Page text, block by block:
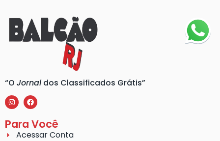
“O Jornaldos Classificados Grátis”
Para Você
Acessar Conta